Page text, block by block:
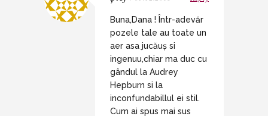
Buna,Dana ! Într-adevăr
pozele tale au toate un
aer asa jucăuș si
ingenuu,chiar ma duc cu
gândul la Audrey
Hepburn si la
inconfundabillul ei stil.
Cum ai spus mai sus